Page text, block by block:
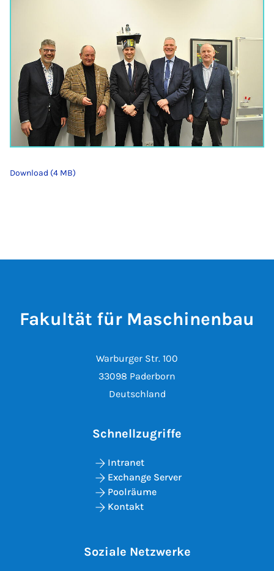
Download (4 MB)
Fakultät für Maschinenbau
Warburger Str. 100
33098 Paderborn
Deutschland
Schnellzugriffe
Intranet
Exchange Server
Poolräume
Kontakt
Soziale Netzwerke